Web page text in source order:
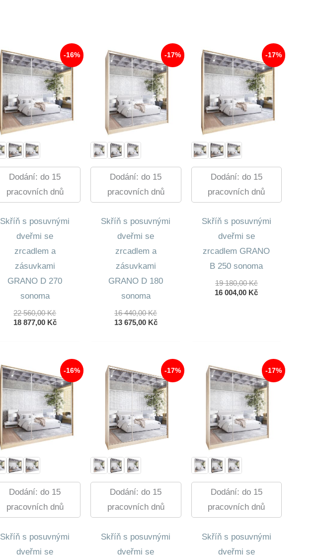
-16%
Dodání: do 15
pracovních dnů
Skříň s posuvnými
dveřmi se
zrcadlem a
zásuvkami
GRANO D 270
sonoma
22 560,00KčPůvodní
Cena
18 877,00 KčAktuální
877,00 Kč.
-17%
Dodání: do 15
pracovních dnů
Skříň s posuvnými
dveřmi se
zrcadlem a
zásuvkami
GRANO D 180
sonoma
16 440,00KčPůvodní
Cena
13 675,00 KčAktuální
675,00 Kč.
-17%
Dodání: do 15
pracovních dnů
Skříň s posuvnými
dveřmi se
zrcadlem GRANO
B 250 sonoma
19 180,00KčPůvodní
Cena
16 004,00 KčAktuální
-16%
Dodání: do 15
pracovních dnů
Skříň s posuvnými
dveřmi se
-17%
Dodání: do 15
pracovních dnů
Skříň s posuvnými
dveřmi se
-17%
Dodání: do 15
pracovních dnů
Skříň s posuvnými
dveřmi se